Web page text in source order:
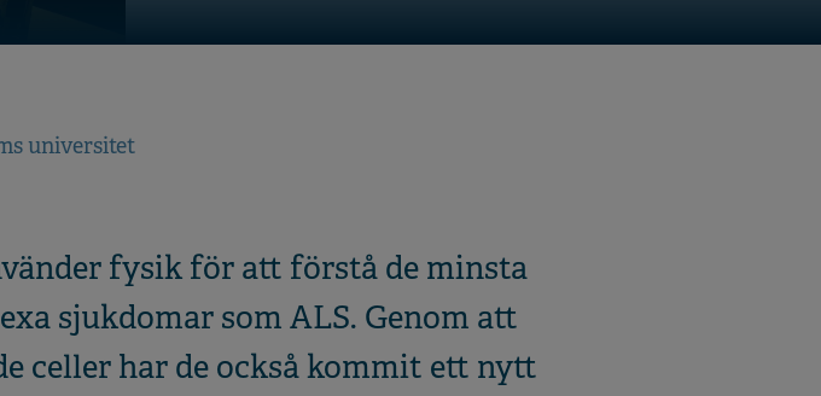
universitet
fysik för att förstå de minsta
sjukdomar som ALS. Genom att
celler har de också kommit ett nytt